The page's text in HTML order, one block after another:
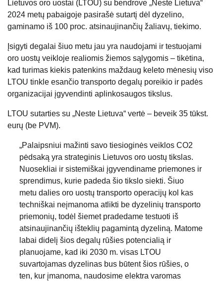
Lietuvos oro uostai (LTOU) su bendrove „Neste Lietuva“
2024 metų pabaigoje pasirašė sutartį dėl dyzelino,
gaminamo iš 100 proc. atsinaujinančių žaliavų, tiekimo.
Įsigyti degalai šiuo metu jau yra naudojami ir testuojami
oro uostų veikloje realiomis žiemos sąlygomis – tikėtina,
kad turimas kiekis patenkins maždaug keleto mėnesių viso
LTOU tinkle esančio transporto degalų poreikio ir padės
organizacijai įgyvendinti aplinkosaugos tikslus.
LTOU sutarties su „Neste Lietuva“ vertė – beveik 35 tūkst.
eurų (be PVM).
„Palaipsniui mažinti savo tiesioginės veiklos CO2
pėdsaką yra strateginis Lietuvos oro uostų tikslas.
Nuosekliai ir sistemiškai įgyvendiname priemones ir
sprendimus, kurie padeda šio tikslo siekti. Šiuo
metu dalies oro uostų transporto operacijų kol kas
techniškai neįmanoma atlikti be dyzelinių transporto
priemonių, todėl šiemet pradedame testuoti iš
atsinaujinančių išteklių pagamintą dyzeliną. Matome
labai didelį šios degalų rūšies potencialią ir
planuojame, kad iki 2030 m. visas LTOU
suvartojamas dyzelinas bus būtent šios rūšies, o
ten, kur įmanoma, naudosime elektra varomas